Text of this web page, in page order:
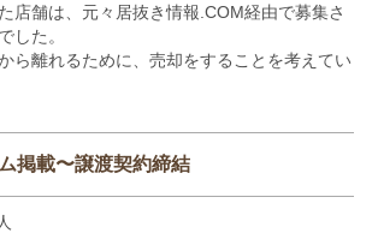
店舗は、元々居抜き情報.COM経由で募集さ
した。
ら離れるために、売却をすることを考えてい
掲載〜譲渡契約締結